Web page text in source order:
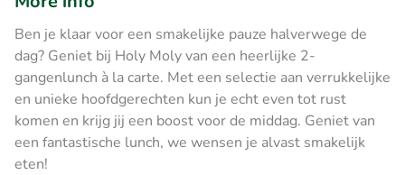
Ben je klaar voor een smakelijke pauze halverwege de
dag? Geniet bij Holy Moly van een heerlijke 2-
gangenlunch à la carte. Met een selectie aan verrukkelijke
en unieke hoofdgerechten kun je echt even tot rust
komen en krijg jij een boost voor de middag. Geniet van
een fantastische lunch, we wensen je alvast smakelijk
eten!